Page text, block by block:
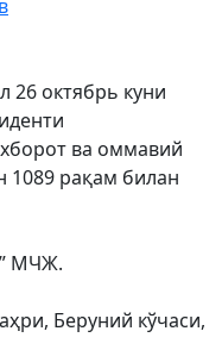
26 октябрь куни
ва оммавий
1089 рақам билан
МЧЖ.
Беруний кўчаси,